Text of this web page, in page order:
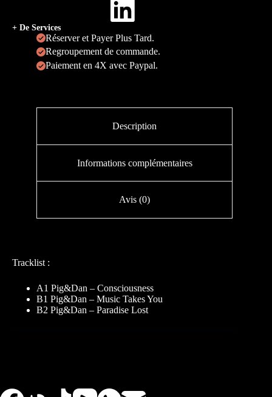
+ De Services
Réserver et Payer Plus Tard.
Regroupement de commande.
Paiement en 4X avec Paypal.
Description
Informations complémentaires
Avis (0)
Tracklist :
A1 Pig&Dan – Consciousness
B1 Pig&Dan – Music Takes You
B2 Pig&Dan – Paradise Lost